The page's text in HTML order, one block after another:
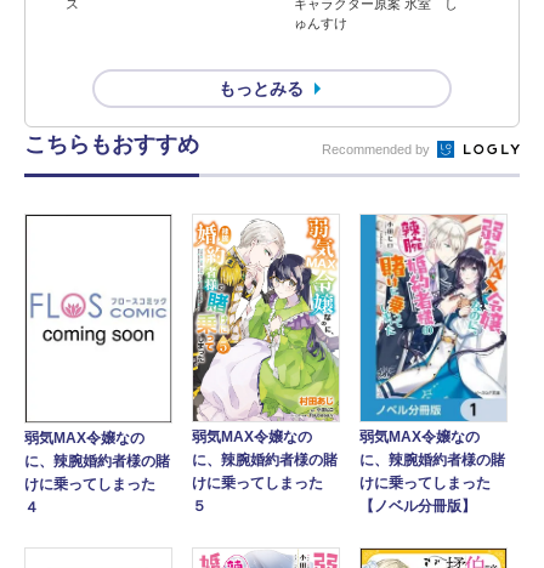
ス
キャラクター原案 氷室 し
ゅんすけ
もっとみる
こちらもおすすめ Recommended by
弱気MAX令嬢なの
に、辣腕婚約者様の賭
けに乗ってしまった
４
弱気MAX令嬢なの
に、辣腕婚約者様の賭
けに乗ってしまった
５
弱気MAX令嬢なの
に、辣腕婚約者様の賭
けに乗ってしまった
【ノベル分冊版】